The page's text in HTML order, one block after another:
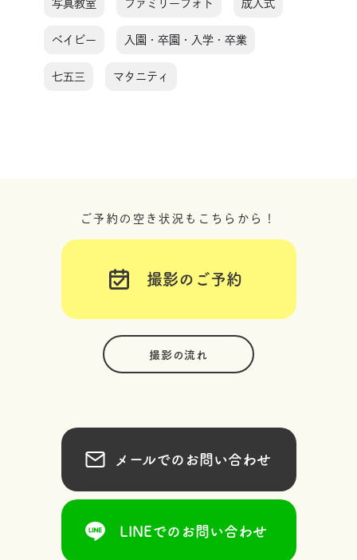
写真教室 ファミリーフォト 成人式
ベイビー 入園・卒園・入学・卒業
七五三 マタニティ
ご予約の空き状況もこちらから！
撮影のご予約
撮影の流れ
メールでのお問い合わせ
LINEでのお問い合わせ